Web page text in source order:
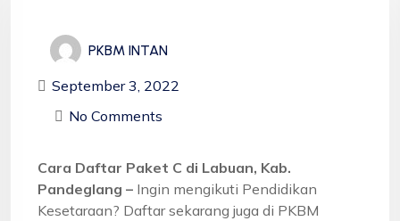
PKBM INTAN
September 3, 2022
No Comments
Cara Daftar Paket C di Labuan, Kab.
Pandeglang – Ingin mengikuti Pendidikan
Kesetaraan? Daftar sekarang juga di PKBM